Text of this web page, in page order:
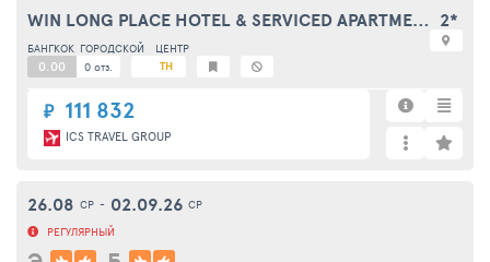
₽ 111 832
ICS TRAVEL GROUP
WIN LONG PLACE HOTEL & SERVICED APARTMENT 2*
БАНГКОК ГОРОДСКОЙ ЦЕНТР
0.00 0 отз. TH
26.08 СР - 02.09.26 СР
РЕГУЛЯРНЫЙ